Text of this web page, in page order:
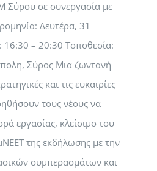
Σύρου σε συνεργασία με
Δευτέρα, 31
– 20:30 Τοποθεσία:
Σύρος Μια ζωντανή
και τις ευκαιρίες
τους νέους να
εργασίας, κλείσιμο του
της εκδήλωσης με την
συμπερασμάτων και